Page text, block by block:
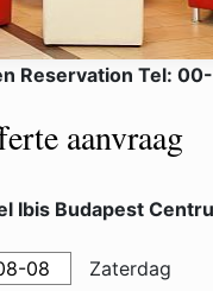
Reservation Tel:
aanvraag
Ibis Budapest
Zaterdag